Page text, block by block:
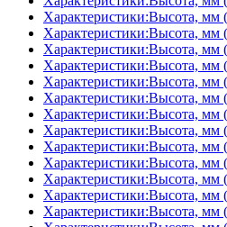
Характеристики:Высота, мм
Характеристики:Высота, мм
Характеристики:Высота, мм
Характеристики:Высота, мм
Характеристики:Высота, мм
Характеристики:Высота, мм
Характеристики:Высота, мм
Характеристики:Высота, мм
Характеристики:Высота, мм
Характеристики:Высота, мм
Характеристики:Высота, мм
Характеристики:Высота, мм
Характеристики:Высота, мм